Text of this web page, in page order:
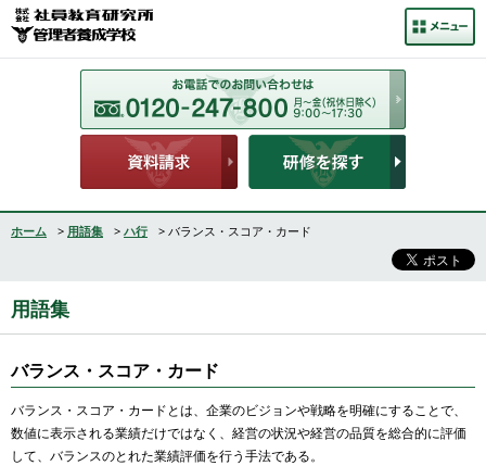
ホーム > 用語集 > ハ行 > バランス・スコア・カード
用語集
バランス・スコア・カード
バランス・スコア・カードとは、企業のビジョンや戦略を明確にすることで、
数値に表示される業績だけではなく、経営の状況や経営の品質を総合的に評価
して、バランスのとれた業績評価を行う手法である。